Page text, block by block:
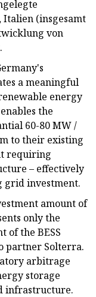
Italien (insgesamt
von
a meaningful
energy
the
60-80 MW /
to their existing
requiring
– effectively
grid investment.
amount of
only the
of the BESS
partner Solterra.
arbitrage
storage
infrastructure.